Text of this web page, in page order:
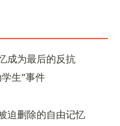
成为最后的反抗
生”事件
迫删除的自由记忆